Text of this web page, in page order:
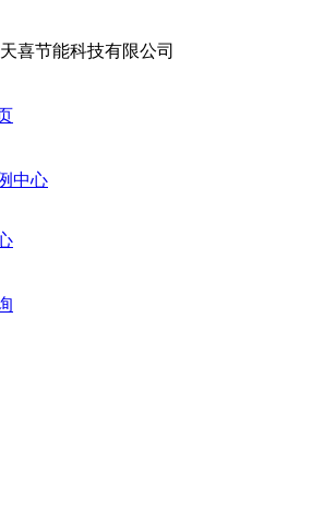
喜节能科技有限公司
中心